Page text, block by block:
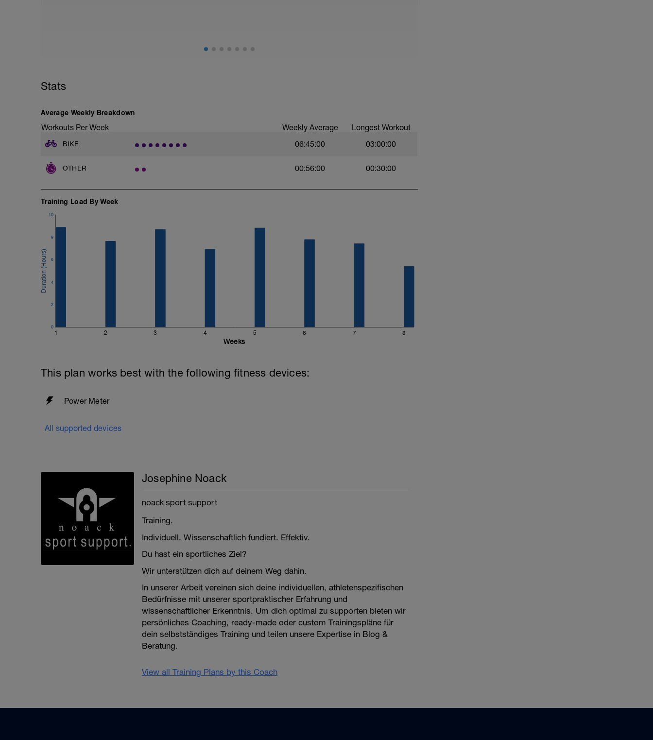
Stats
Average Weekly Breakdown
Workouts Per Week Weekly Average Longest Workout
BIKE 06:45:00 03:00:00
OTHER 00:56:00 00:30:00
Training Load By Week
1 2 3 4 5 6 7 8
0
2
4
6
8
10
Weeks
This plan works best with the following fitness devices:
Power Meter
All supported devices
Josephine Noack
noack sport support
Training.
Individuell. Wissenschaftlich fundiert. Effektiv.
Du hast ein sportliches Ziel?
Wir unterstützen dich auf deinem Weg dahin.
In unserer Arbeit vereinen sich deine individuellen, athletenspezifischen
Bedürfnisse mit unserer sportpraktischer Erfahrung und
wissenschaftlicher Erkenntnis. Um dich optimal zu supporten bieten wir
persönliches Coaching, ready-made oder custom Trainingspläne für
dein selbstständiges Training und teilen unsere Expertise in Blog &
Beratung.
View all Training Plans by this Coach